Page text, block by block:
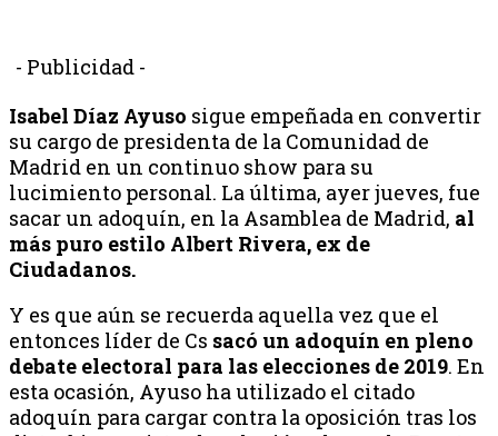
- Publicidad -
Isabel Díaz Ayuso sigue empeñada en convertir
su cargo de presidenta de la Comunidad de
Madrid en un continuo show para su
lucimiento personal. La última, ayer jueves, fue
sacar un adoquín, en la Asamblea de Madrid, al
más puro estilo Albert Rivera, ex de
Ciudadanos.
Y es que aún se recuerda aquella vez que el
entonces líder de Cs sacó un adoquín en pleno
debate electoral para las elecciones de 2019. En
esta ocasión, Ayuso ha utilizado el citado
adoquín para cargar contra la oposición tras los